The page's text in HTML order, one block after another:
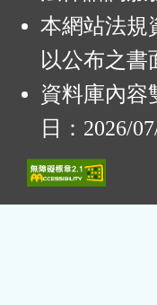
本網站法規
以公布之書
資料庫內容
日：2026/